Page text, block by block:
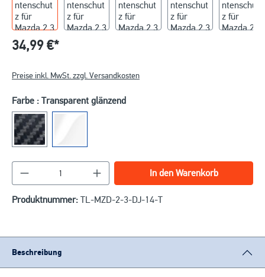
34,99 €*
Preise inkl. MwSt. zzgl. Versandkosten
Farbe : Transparent glänzend
Produkt Anzahl: Gib den gewünschten Wert
In den Warenkorb
Produktnummer: TL-MZD-2-3-DJ-14-T
Beschreibung